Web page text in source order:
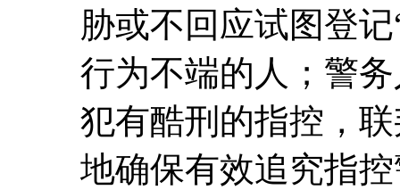
胁或不回应试图登
行为不端的人；警
犯有酷刑的指控，
地确保有效追究指